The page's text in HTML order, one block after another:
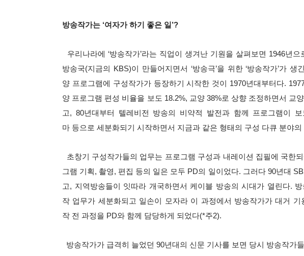
방송작가는 ‘여자가 하기 좋은 일’?
우리나라에 ‘방송작가’라는 직업이 생겨난 기원을 살펴보면 1946년
방송국(지금의 KBS)이 만들어지면서 ‘방송극’을 위한 ‘방송작가’가 생
양 프로그램에 구성작가가 등장하기 시작한 것이 1970년대부터다.
양 프로그램 편성 비율을 보도 18.2%, 교양 38%로 상향 조정하면서 교
고, 80년대부터 텔레비전 방송의 비약적 발전과 함께 프로그램이 보
마 등으로 세분화되기 시작하면서 지금과 같은 형태의 구성 다큐 분야
초창기 구성작가들의 업무는 프로그램 구성과 내레이션 집필에 국한
그램 기획, 촬영, 편집 등의 일은 모두 PD의 일이었다. 그러다 90년대
고, 지역방송들이 잇따라 개국하면서 케이블 방송의 시대가 열린다.
작 업무가 세분화되고 일손이 모자라 이 과정에서 방송작가가 대거
작 전 과정을 PD와 함께 담당하게 되었다(*주2).
방송작가가 급격히 늘었던 90년대의 신문 기사를 보면 당시 방송작가